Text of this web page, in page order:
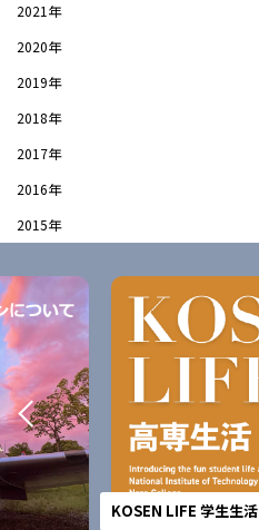
2021年
2020年
2019年
2018年
2017年
2016年
2015年
KOSEN LIFE 学生生活